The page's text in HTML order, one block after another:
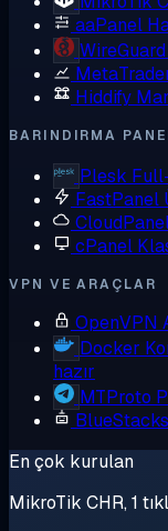
aaPanel
WireGuard
Hiddify
BARINDIRMA
Plesk
FastPanel
cPanel
VPN VE ARAÇLAR
OpenVPN
Docker
hazır
MTProto
BlueStacks
En çok kurulan
MikroTik CHR, 1